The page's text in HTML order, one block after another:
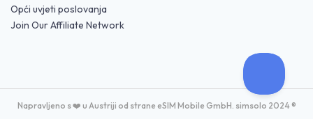
Opći uvjeti poslovanja
Join Our Affiliate Network
Napravljeno s ❤️ u Austriji od strane eSIM Mobile GmbH. simsolo 2024 ®